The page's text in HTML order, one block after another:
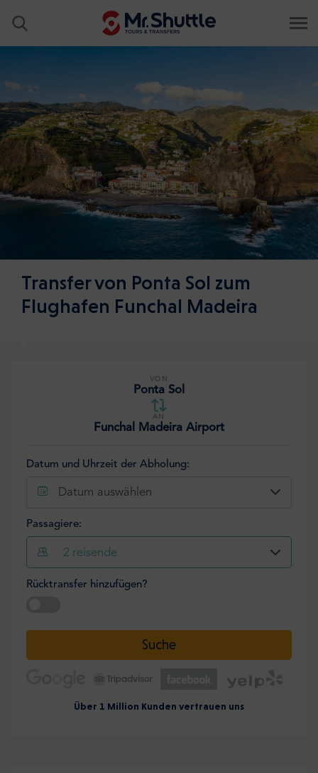
Transfer von Ponta Sol zum
Flughafen Funchal Madeira
VON
Ponta Sol
AN
Funchal Madeira Airport
Datum und Uhrzeit der Abholung:
Datum auswählen
Passagiere:
2 reisende
Rücktransfer hinzufügen?
Suche
Über 1 Million Kunden vertrauen uns